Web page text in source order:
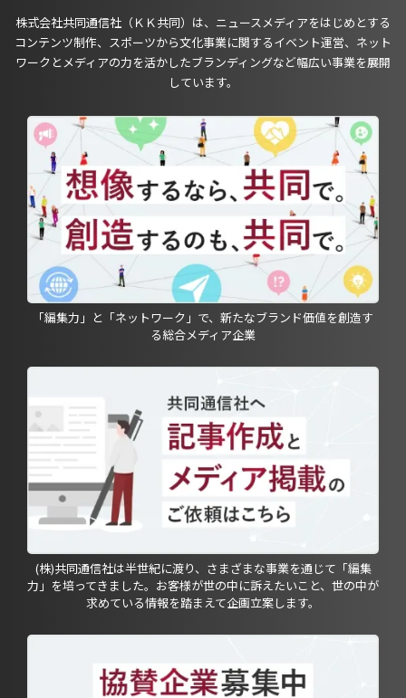
株式会社共同通信社（ＫＫ共同）は、ニュースメディアをはじめとする
コンテンツ制作、スポーツから文化事業に関するイベント運営、ネット
ワークとメディアの力を活かしたブランディングなど幅広い事業を展開
しています。
「編集力」と「ネットワーク」で、新たなブランド価値を創造す
る総合メディア企業
(株)共同通信社は半世紀に渡り、さまざまな事業を通じて「編集
力」を培ってきました。お客様が世の中に訴えたいこと、世の中が
求めている情報を踏まえて企画立案します。